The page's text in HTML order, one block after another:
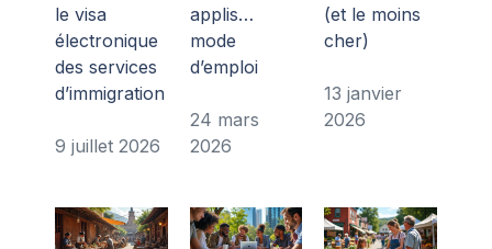
le visa
électronique
des services
d’immigration
9 juillet 2026
applis…
mode
d’emploi
24 mars
2026
(et le moins
cher)
13 janvier
2026